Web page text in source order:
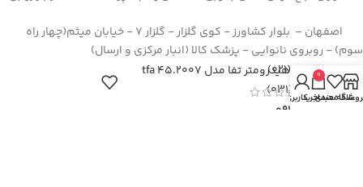
اصفهان – بلوار کشاورز - کوی گلزار - گلزار 7 - خیابان میثم(چهار راه
سوم) - روبروی نانوایی - پزشک کالا (انبار مرکزی و ارسال)
44422994(021)
۳۶۲۶۶۶۹۵(۰۳۱)
۰۹۱۲۹۳۷۳۶۲۶
ترموهیدرومتر تفا مدل 45.2007 tfa
علاقه مندی
0
سبد خرید
حساب کاربری من